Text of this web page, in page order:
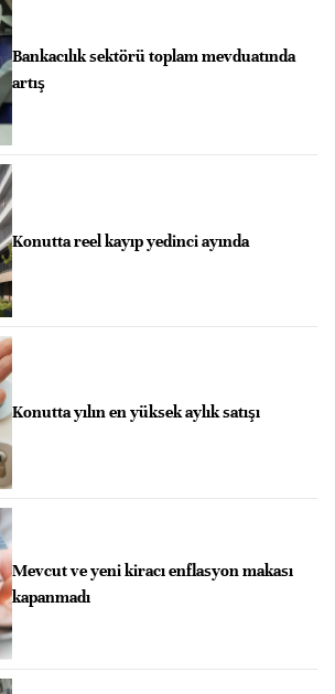
Bankacılık sektörü toplam mevduatında
artış
Konutta reel kayıp yedinci ayında
Konutta yılın en yüksek aylık satışı
Mevcut ve yeni kiracı enflasyon makası
kapanmadı